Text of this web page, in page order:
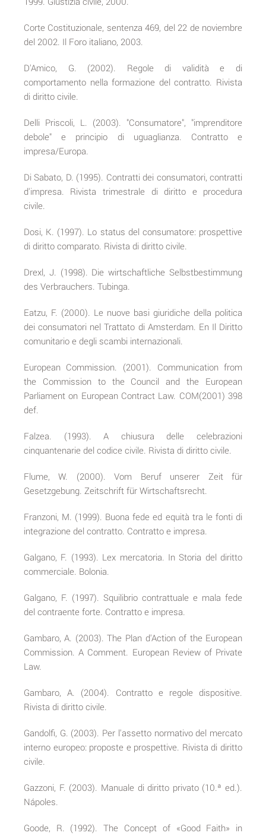
Corte Costituzionale, sentenza 469, del 22 de noviembre
del 2002. Il Foro italiano, 2003.
D'Amico, G. (2002). Regole di validità e di
comportamento nella formazione del contratto. Rivista
di diritto civile.
Delli Priscoli, L. (2003). "Consumatore", "imprenditore
debole" e principio di uguaglianza. Contratto e
impresa/Europa.
Di Sabato, D. (1995). Contratti dei consumatori, contratti
d'impresa. Rivista trimestrale di diritto e procedura
civile.
Dosi, K. (1997). Lo status del consumatore: prospettive
di diritto comparato. Rivista di diritto civile.
Drexl, J. (1998). Die wirtschaftliche Selbstbestimmung
des Verbrauchers. Tubinga.
Eatzu, F. (2000). Le nuove basi giuridiche della politica
dei consumatori nel Trattato di Amsterdam. En Il Diritto
comunitario e degli scambi internazionali.
European Commission. (2001). Communication from
the Commission to the Council and the European
Parliament on European Contract Law. COM(2001) 398
def.
Falzea. (1993). A chiusura delle celebrazioni
cinquantenarie del codice civile. Rivista di diritto civile.
Flume, W. (2000). Vom Beruf unserer Zeit für
Gesetzgebung. Zeitschrift für Wirtschaftsrecht.
Franzoni, M. (1999). Buona fede ed equità tra le fonti di
integrazione del contratto. Contratto e impresa.
Galgano, F. (1993). Lex mercatoria. In Storia del diritto
commerciale. Bolonia.
Galgano, F. (1997). Squilibrio contrattuale e mala fede
del contraente forte. Contratto e impresa.
Gambaro, A. (2003). The Plan d'Action of the European
Commission. A Comment. European Review of Private
Law.
Gambaro, A. (2004). Contratto e regole dispositive.
Rivista di diritto civile.
Gandolfi, G. (2003). Per l'assetto normativo del mercato
interno europeo: proposte e prospettive. Rivista di diritto
civile.
Gazzoni, F. (2003). Manuale di diritto privato (10.ª ed.).
Nápoles.
Goode, R. (1992). The Concept of «Good Faith» in